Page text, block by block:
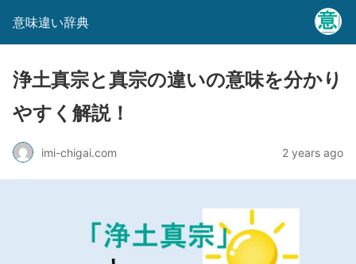
意味違い辞典
浄土真宗と真宗の違いの意味を分かり
やすく解説！
imi-chigai.com 2 years ago